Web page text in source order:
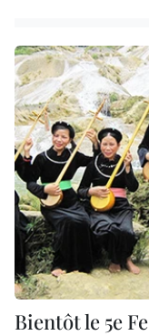
Bientôt le 5e